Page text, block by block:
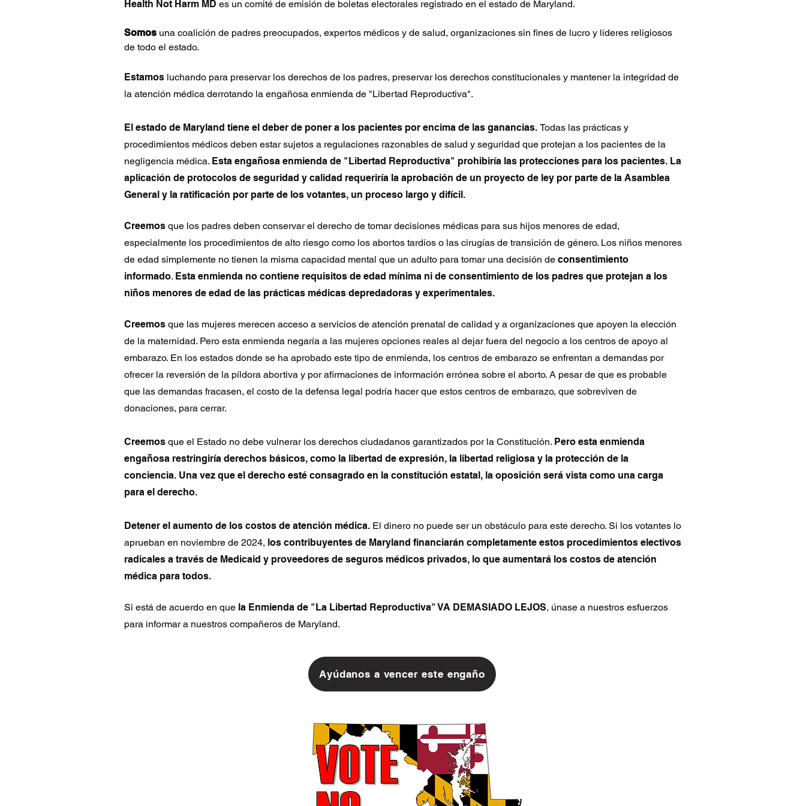
Health Not Harm MD es un comité de emisión de boletas electorales registrado en el estado de Maryland.
Somos una coalición de padres preocupados, expertos médicos y de salud, organizaciones sin fines de lucro y líderes religiosos
de todo el estado.
Estamos luchando para preservar los derechos de los padres, preservar los derechos constitucionales y mantener la integridad de
la atención médica derrotando la engañosa enmienda de "Libertad Reproductiva".
El estado de Maryland tiene el deber de poner a los pacientes por encima de las ganancias. Todas las prácticas y
procedimientos médicos deben estar sujetos a regulaciones razonables de salud y seguridad que protejan a los pacientes de la
negligencia médica. Esta engañosa enmienda de "Libertad Reproductiva" prohibiría las protecciones para los pacientes. La
aplicación de protocolos de seguridad y calidad requeriría la aprobación de un proyecto de ley por parte de la Asamblea
General y la ratificación por parte de los votantes, un proceso largo y difícil.
Creemos que los padres deben conservar el derecho de tomar decisiones médicas para sus hijos menores de edad,
especialmente los procedimientos de alto riesgo como los abortos tardíos o las cirugías de transición de género. Los niños menores
de edad simplemente no tienen la misma capacidad mental que un adulto para tomar una decisión de consentimiento
informado. Esta enmienda no contiene requisitos de edad mínima ni de consentimiento de los padres que protejan a los
niños menores de edad de las prácticas médicas depredadoras y experimentales.
Creemos que las mujeres merecen acceso a servicios de atención prenatal de calidad y a organizaciones que apoyen la elección
de la maternidad. Pero esta enmienda negaría a las mujeres opciones reales al dejar fuera del negocio a los centros de apoyo al
embarazo. En los estados donde se ha aprobado este tipo de enmienda, los centros de embarazo se enfrentan a demandas por
ofrecer la reversión de la píldora abortiva y por afirmaciones de información errónea sobre el aborto. A pesar de que es probable
que las demandas fracasen, el costo de la defensa legal podría hacer que estos centros de embarazo, que sobreviven de
donaciones, para cerrar.
Creemos que el Estado no debe vulnerar los derechos ciudadanos garantizados por la Constitución. Pero esta enmienda
engañosa restringiría derechos básicos, como la libertad de expresión, la libertad religiosa y la protección de la
conciencia. Una vez que el derecho esté consagrado en la constitución estatal, la oposición será vista como una carga
para el derecho.
Detener el aumento de los costos de atención médica. El dinero no puede ser un obstáculo para este derecho. Si los votantes lo
aprueban en noviembre de 2024, los contribuyentes de Maryland financiarán completamente estos procedimientos electivos
radicales a través de Medicaid y proveedores de seguros médicos privados, lo que aumentará los costos de atención
médica para todos.
Si está de acuerdo en que la Enmienda de "La Libertad Reproductiva" VA DEMASIADO LEJOS, únase a nuestros esfuerzos
para informar a nuestros compañeros de Maryland.
Ayúdanos a vencer este engaño